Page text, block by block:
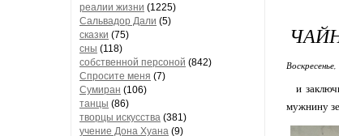
реалии жизни (1225)
Сальвадор Дали (5)
сказки (75)
сны (118)
собственной персоной (842)
Спросите меня (7)
Сумиран (106)
танцы (86)
творцы искусства (381)
учение Дона Хуана (9)
и
мужнину